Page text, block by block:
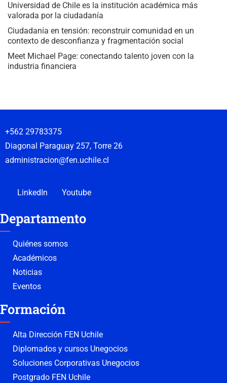
Universidad de Chile es la institución académica más
valorada por la ciudadanía
Ciudadanía en tensión: reconstruir comunidad en un
contexto de desconfianza y fragmentación social
Meet Michael Page: conectando talento joven con la
industria financiera
+562 29783375
Diagonal Paraguay 257, Torre 26
administracion@fen.uchile.cl
LinkedIn Youtube
Departamento
Quiénes somos
Académicos
Noticias
Eventos
Formación
Alta Dirección FEN Uchile
Diplomados y cursos Unegocios
Soluciones Corporativas Unegocios
Postgrado FEN Uchile